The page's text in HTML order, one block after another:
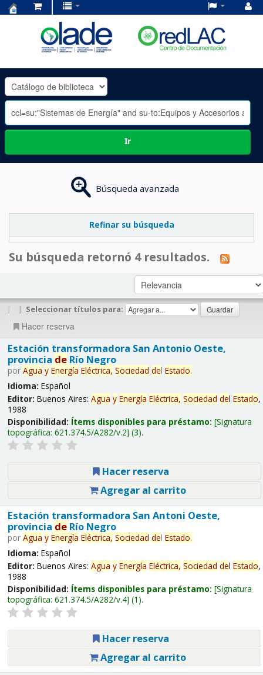
OLADE
-
Ir
Búsqueda avanzada
Refinar su búsqueda
Su búsqueda retornó 4 resultados.
| | Seleccionar títulos para:
Hacer reserva
Estación transformadora San Antonio Oeste,
provincia deRío Negro
por Agua y Energía Eléctrica, Sociedad del Estado.
Idioma: Español
Editor: Buenos Aires: Agua y Energía Eléctrica, Sociedad del Estado,
1988
Disponibilidad: Ítems disponibles para préstamo: Signatura
topográfica: 621.374.5/A282/v.2 (3).
Hacer reserva
Agregar al carrito
Estación transformadora San Antoni Oeste,
provincia deRío Negro
por Agua y Energía Eléctrica, Sociedad del Estado.
Idioma: Español
Editor: Buenos Aires: Agua y Energía Eléctrica, Sociedad del Estado,
1988
Disponibilidad: Ítems disponibles para préstamo: Signatura
topográfica: 621.374.5/A282/v.4 (1).
Hacer reserva
Agregar al carrito